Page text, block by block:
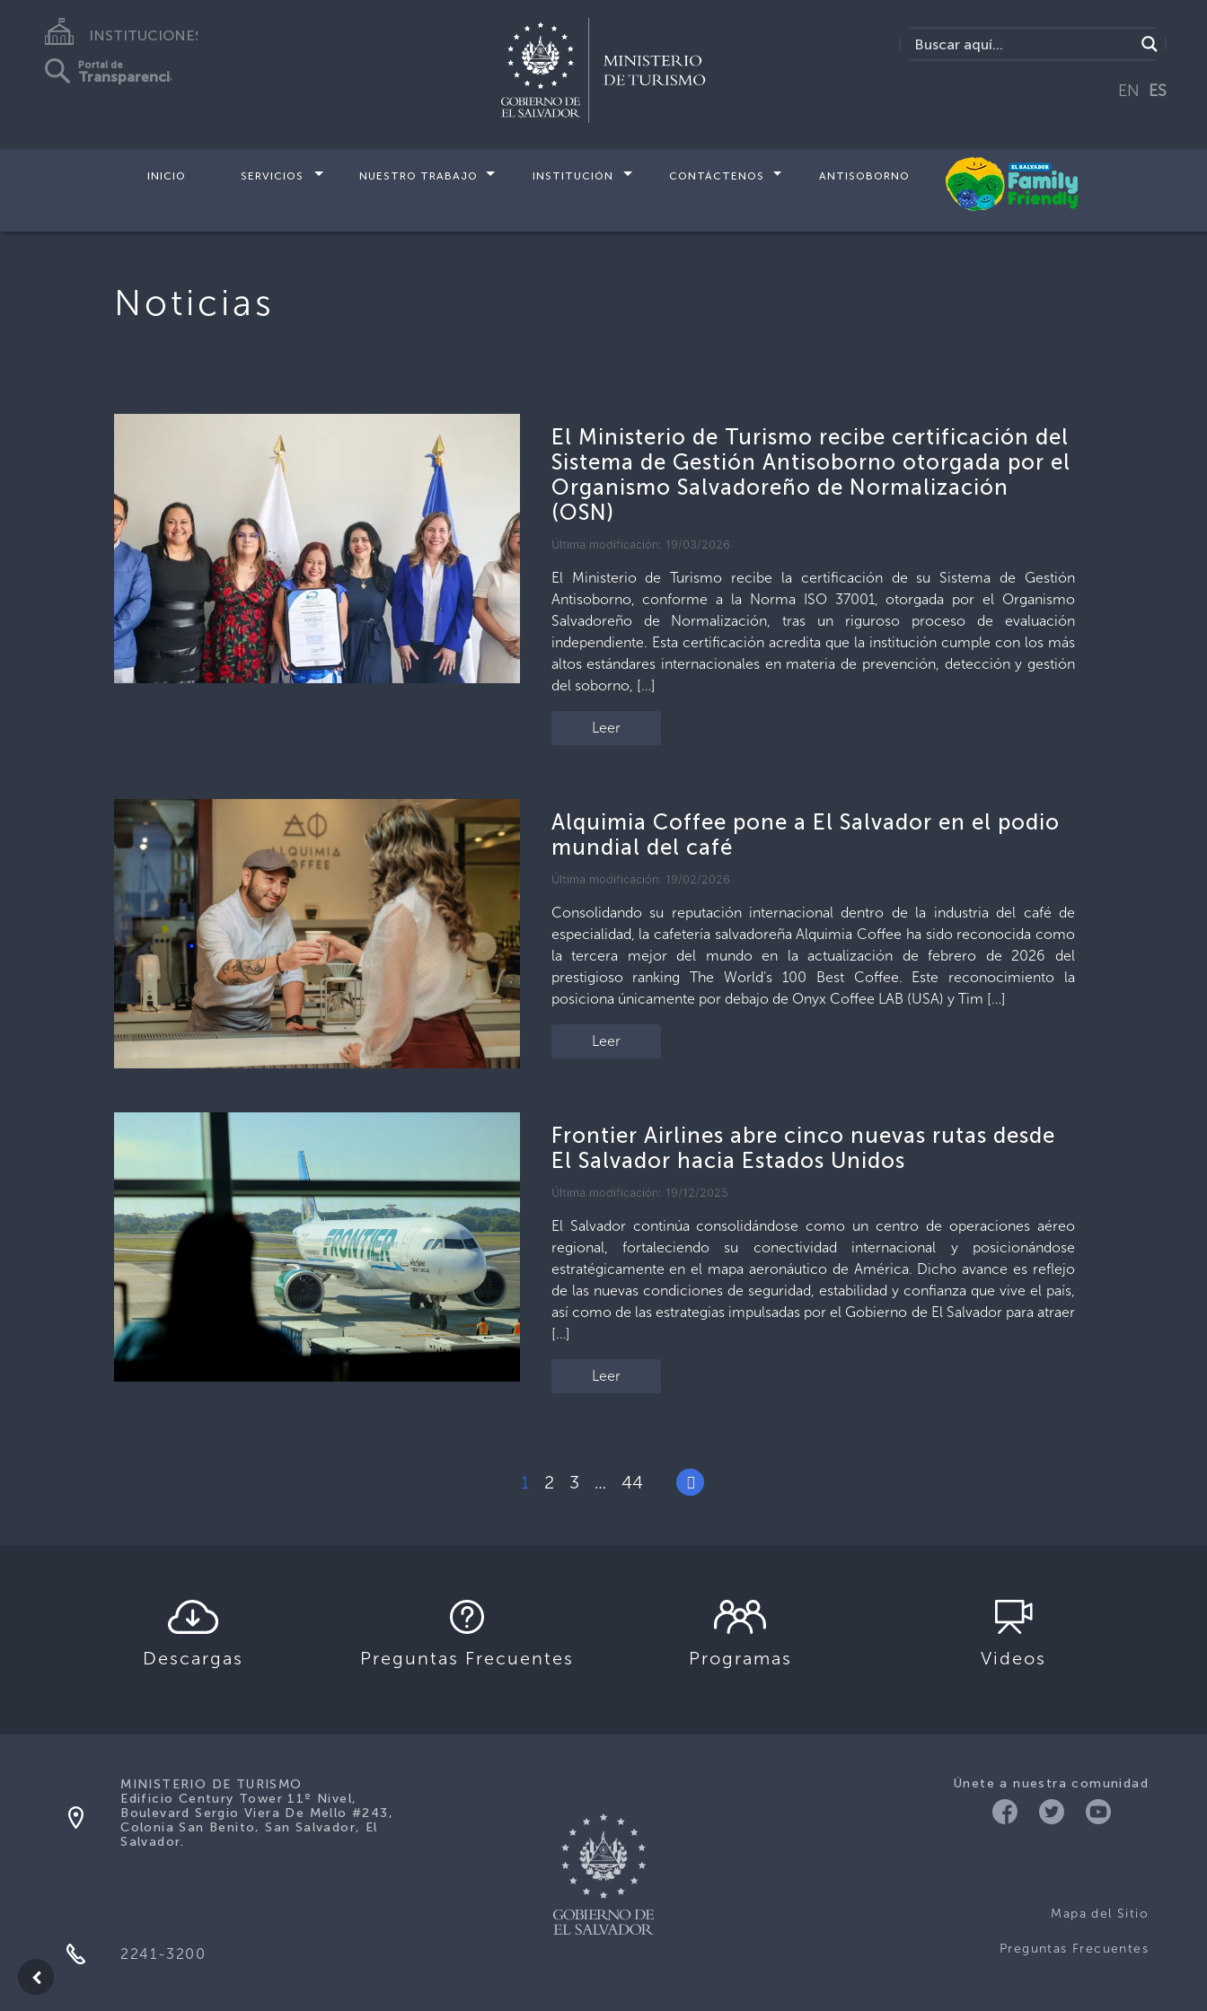
INSTITUCIONES
Portal de
Transparencia
EN ES
INICIO SERVICIOS NUESTRO TRABAJO INSTITUCIÓN CONTÁCTENOS ANTISOBORNO
Noticias
El Ministerio de Turismo recibe certificación del
Sistema de Gestión Antisoborno otorgada por el
Organismo Salvadoreño de Normalización
(OSN)
Última modificación: 19/03/2026
El Ministerio de Turismo recibe la certificación de su Sistema de Gestión
Antisoborno, conforme a la Norma ISO 37001, otorgada por el Organismo
Salvadoreño de Normalización, tras un riguroso proceso de evaluación
independiente. Esta certificación acredita que la institución cumple con los más
altos estándares internacionales en materia de prevención, detección y gestión
del soborno, […]
Leer
Alquimia Coffee pone a El Salvador en el podio
mundial del café
Última modificación: 19/02/2026
Consolidando su reputación internacional dentro de la industria del café de
especialidad, la cafetería salvadoreña Alquimia Coffee ha sido reconocida como
la tercera mejor del mundo en la actualización de febrero de 2026 del
prestigioso ranking The World’s 100 Best Coffee. Este reconocimiento la
posiciona únicamente por debajo de Onyx Coffee LAB (USA) y Tim […]
Leer
Frontier Airlines abre cinco nuevas rutas desde
El Salvador hacia Estados Unidos
Última modificación: 19/12/2025
El Salvador continúa consolidándose como un centro de operaciones aéreo
regional, fortaleciendo su conectividad internacional y posicionándose
estratégicamente en el mapa aeronáutico de América. Dicho avance es reflejo
de las nuevas condiciones de seguridad, estabilidad y confianza que vive el país,
así como de las estrategias impulsadas por el Gobierno de El Salvador para atraer
[…]
Leer
1 2 3 … 44
Descargas Preguntas Frecuentes Programas Videos
Únete a nuestra comunidad
Mapa del Sitio
Preguntas Frecuentes
MINISTERIO DE TURISMO
Edificio Century Tower 11º Nivel,
Boulevard Sergio Viera De Mello #243,
Colonia San Benito, San Salvador, El
Salvador.
2241-3200